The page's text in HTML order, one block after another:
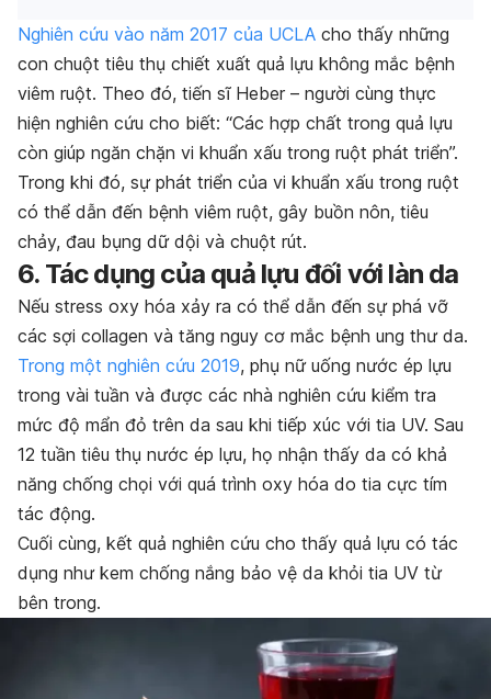
Nghiên cứu vào năm 2017 của UCLA cho thấy những
con chuột tiêu thụ chiết xuất quả lựu không mắc bệnh
viêm ruột. Theo đó, tiến sĩ Heber – người cùng thực
hiện nghiên cứu cho biết: “Các hợp chất trong quả lựu
còn giúp ngăn chặn vi khuẩn xấu trong ruột phát triển”.
Trong khi đó, sự phát triển của vi khuẩn xấu trong ruột
có thể dẫn đến bệnh viêm ruột, gây buồn nôn, tiêu
chảy, đau bụng dữ dội và chuột rút.
6. Tác dụng của quả lựu đối với làn da
Nếu stress oxy hóa xảy ra có thể dẫn đến sự phá vỡ
các sợi collagen và tăng nguy cơ mắc bệnh ung thư da.
Trong một nghiên cứu 2019, phụ nữ uống nước ép lựu
trong vài tuần và được các nhà nghiên cứu kiểm tra
mức độ mẩn đỏ trên da sau khi tiếp xúc với tia UV. Sau
12 tuần tiêu thụ nước ép lựu, họ nhận thấy da có khả
năng chống chọi với quá trình oxy hóa do tia cực tím
tác động.
Cuối cùng, kết quả nghiên cứu cho thấy quả lựu có tác
dụng như kem chống nắng bảo vệ da khỏi tia UV từ
bên trong.